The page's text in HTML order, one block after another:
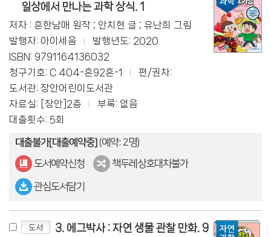
일상에서 만나는 과학 상식. 1
저자 : 흔한남매 원작 ; 안치현 글 ; 유난희 그림
발행자: 아이세움
발행년도: 2020
ISBN: 9791164136032
청구기호: C 404-흔92흔-1
편/권차:
도서관: 장안어린이도서관
자료실: [장안]2층
부록: 없음
대출횟수: 5회
대출불가[대출예약중] (예약: 2명)
도서예약신청
책두레상호대차불가
관심도서담기
도서 3. 에그박사 : 자연 생물 관찰 만화. 9